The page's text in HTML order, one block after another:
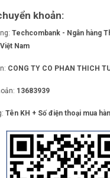
khoản:
Techcombank - Ngân hàng
Nam
CONG TY CO PHAN THICH
13683939
Tên KH + Số điện thoại mua